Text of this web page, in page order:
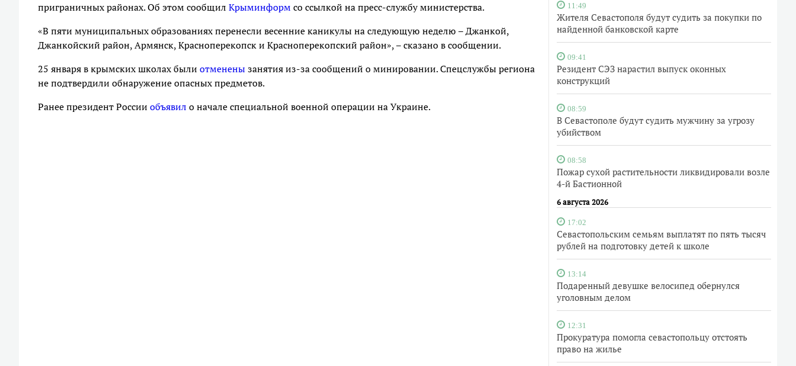
11:49
Жителя Севастополя будут судить за покупки по
найденной банковской карте
09:41
Резидент СЭЗ нарастил выпуск оконных
конструкций
08:59
В Севастополе будут судить мужчину за угрозу
убийством
08:58
Пожар сухой растительности ликвидировали возле
4-й Бастионной
6 августа 2026
17:02
Севастопольским семьям выплатят по пять тысяч
рублей на подготовку детей к школе
13:14
Подаренный девушке велосипед обернулся
уголовным делом
12:31
Прокуратура помогла севастопольцу отстоять
право на жилье
приграничных районах. Об этом сообщил Крыминформсо ссылкой на пресс-службу министерства.
«В пяти муниципальных образованиях перенесли весенние каникулы на следующую неделю – Джанкой,
Джанкойский район, Армянск, Красноперекопск и Красноперекопский район», – сказано в сообщении.
25 января в крымских школах были отмененызанятия из-за сообщений о минировании. Спецслужбы региона
не подтвердили обнаружение опасных предметов.
Ранее президент России объявил о начале специальной военной операции на Украине.